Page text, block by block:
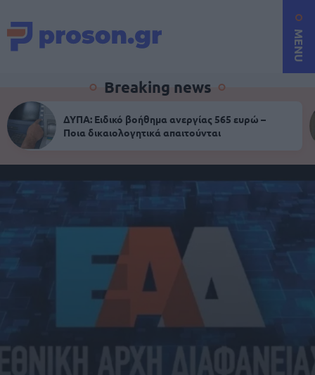
MENU
Breaking news
ΔΥΠΑ: Ειδικό βοήθημα ανεργίας 565 ευρώ –
Ποια δικαιολογητικά απαιτούνται